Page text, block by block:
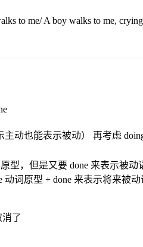
to me/ A boy walks to me, crying
主动也能表示被动） 再考虑
型，但是又要 done 来表示被动
动词原型 + done 来表示将来被动
了